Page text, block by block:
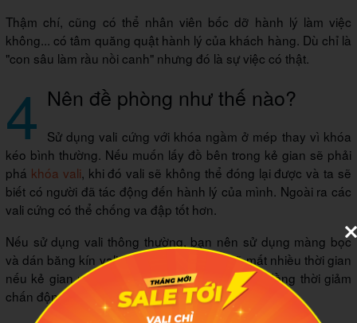
Thậm chí, cũng có thể nhân viên bốc dỡ hành lý làm việc
không... có tâm quăng quật hành lý của khách hàng. Dù chỉ là
"con sâu làm rầu nồi canh" nhưng đó là sự việc có thật.
4 Nên đề phòng như thế nào?
Sử dụng vali cứng với khóa ngầm ở mép thay vì khóa
kéo bình thường. Nếu muốn lấy đồ bên trong kẻ gian sẽ phải
phá khóa vali, khi đó vali sẽ không thể đóng lại được và ta sẽ
biết có người đã tác động đến hành lý của mình. Ngoài ra các
vali cứng có thể chống va đập tốt hơn.
Nếu sử dụng vali thông thường, bạn nên sử dụng màng bọc
và dán băng kín vali. Với cách thức này, sẽ mất nhiều thời gian
nếu kẻ gian muốn móc đồ trong vali của bạn đồng thời giảm
chấn động khi va đập.